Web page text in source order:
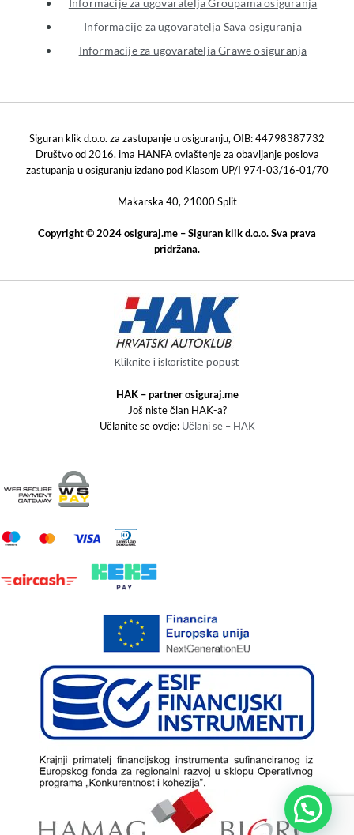
Informacije za ugovaratelja Groupama osiguranja
Informacije za ugovaratelja Sava osiguranja
Informacije za ugovaratelja Grawe osiguranja
Siguran klik d.o.o. za zastupanje u osiguranju, OIB: 44798387732
Društvo od 2016. ima HANFA ovlaštenje za obavljanje poslova
zastupanja u osiguranju izdano pod Klasom UP/I 974-03/16-01/70
Makarska 40, 21000 Split
Copyright © 2024 osiguraj.me – Siguran klik d.o.o. Sva prava
pridržana.
Kliknite i iskoristite popust
HAK – partner osiguraj.me
Još niste član HAK-a?
Učlanite se ovdje: Učlani se – HAK